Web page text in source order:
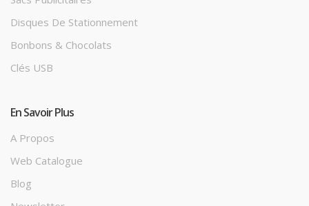
Disques De Stationnement
Bonbons & Chocolats
Clés USB
En Savoir Plus
A Propos
Web Catalogue
Blog